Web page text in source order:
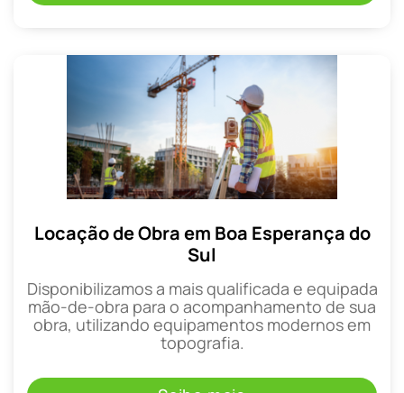
Locação de Obra em Boa Esperança do
Sul
Disponibilizamos a mais qualificada e equipada
mão-de-obra para o acompanhamento de sua
obra, utilizando equipamentos modernos em
topografia.